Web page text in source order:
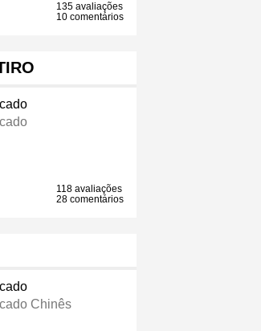
135 avaliações
10 comentários
118 avaliações
28 comentários
Chinês